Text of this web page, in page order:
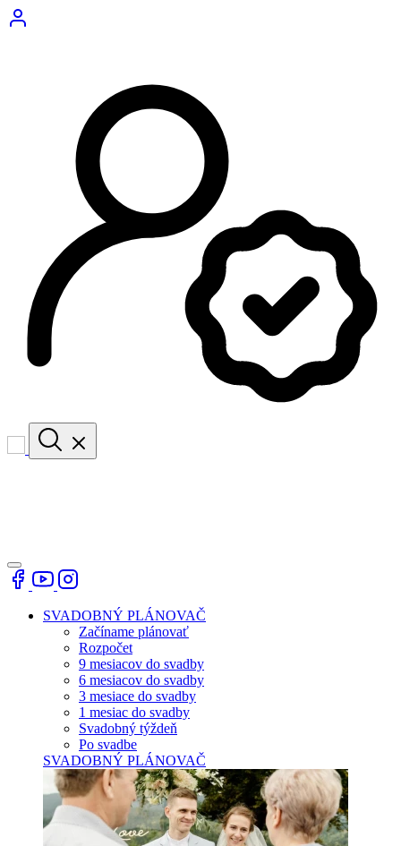
SVADOBNÝ PLÁNOVAČ
Začíname plánovať
Rozpočet
9 mesiacov do svadby
6 mesiacov do svadby
3 mesiace do svadby
1 mesiac do svadby
Svadobný týždeň
Po svadbe
SVADOBNÝ PLÁNOVAČ